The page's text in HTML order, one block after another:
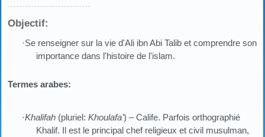
Objectif:
·Se renseigner sur la vie d'Ali ibn Abi Talib et comprendre son
importance dans l'histoire de l'islam.
Termes arabes:
·Khalifah (pluriel: Khoulafa’) – Calife. Parfois orthographié
Khalif. Il est le principal chef religieux et civil musulman,